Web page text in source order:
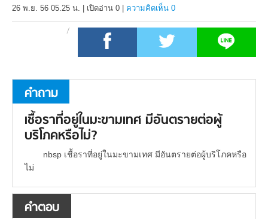
26 พ.ย. 56 05.25 น. เปิดอ่าน 0 ความคิดเห็น 0
คำถาม
เชื้อราที่อยู่ในมะขามเทศ มีอันตรายต่อผู้
บริโภคหรือไม่?
nbsp เชื้อราที่อยู่ในมะขามเทศ มีอันตรายต่อผู้บริโภคหรือ
ไม่
คำตอบ